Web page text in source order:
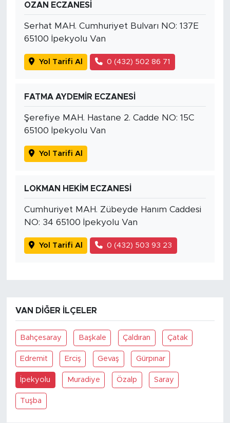
OZAN ECZANESİ
Serhat MAH. Cumhuriyet Bulvarı NO: 137E
65100 İpekyolu Van
Yol Tarifi Al 0 (432) 502 86 71
FATMA AYDEMİR ECZANESİ
Şerefiye MAH. Hastane 2. Cadde NO: 15C
65100 İpekyolu Van
Yol Tarifi Al
LOKMAN HEKİM ECZANESİ
Cumhuriyet MAH. Zübeyde Hanım Caddesi
NO: 34 65100 İpekyolu Van
Yol Tarifi Al 0 (432) 503 93 23
VAN DIĞER İLÇELER
Bahçesaray Başkale Çaldıran Çatak
Edremit Erciş Gevaş Gürpınar
İpekyolu Muradiye Özalp Saray
Tuşba